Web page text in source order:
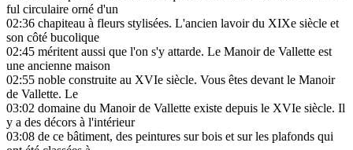
ful circulaire orné d'un
02:36 chapiteau à fleurs stylisées. L'ancien lavoir du XIXe siècle et
son côté bucolique
02:45 méritent aussi que l'on s'y attarde. Le Manoir de Vallette est
une ancienne maison
02:55 noble construite au XVIe siècle. Vous êtes devant le Manoir
de Vallette. Le
03:02 domaine du Manoir de Vallette existe depuis le XVIe siècle. Il
y a des décors à l'intérieur
03:08 de ce bâtiment, des peintures sur bois et sur les plafonds qui